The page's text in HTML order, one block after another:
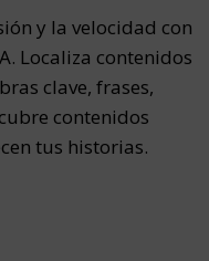
y la velocidad con
Localiza contenidos
clave, frases,
contenidos
tus historias.